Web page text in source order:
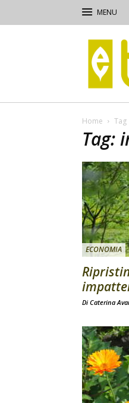
Terra
e
Vita
Home Tag
Tag:
ECONOMIA
Di Caterina